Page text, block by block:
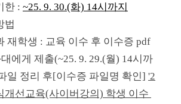
한 : ~25. 9. 30.(화) 14시까지
법
재학생 : 교육 이수 후 이수증 pdf
에게 제출(~25. 9. 29.(월) 14시까
일 정리 후[이수증 파일명 확인] '2
개선교육(사이버강의) 학생 이수